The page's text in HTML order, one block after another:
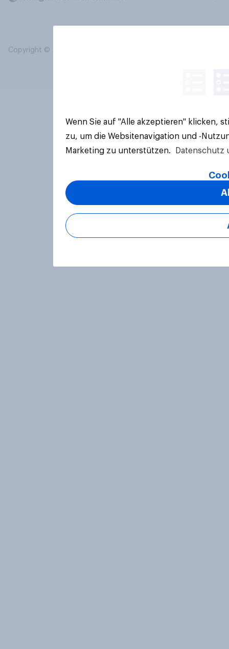
Copyright © 2026 YouGov PLC. Alle Rechte vorbehalten.
Wenn Sie auf "Alle akzeptieren" klicken,
zu, um die Websitenavigation und -
Marketing zu unterstützen.
Datenschutz